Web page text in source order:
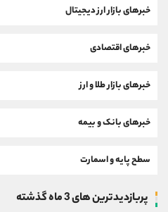
خبرهای بازار ارز دیجیتال
خبرهای اقتصادی
خبرهای بازار طلا و ارز
خبرهای بانک و بیمه
سطح پایه و اسمارت
پربازدیدترین های 3 ماه گذشته